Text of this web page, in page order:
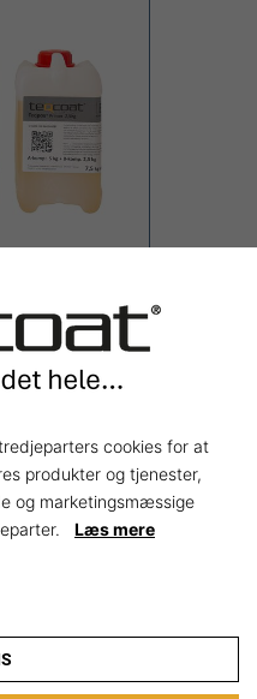
Bulk
cookies for at
produkter og tjenester,
og marketingsmæssige
Læs mere